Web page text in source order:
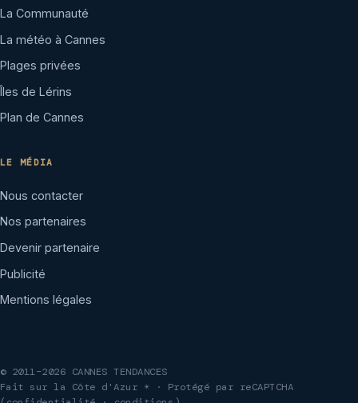
La Communauté
La météo à Cannes
Plages privées
Îles de Lérins
Plan de Cannes
LE MÉDIA
Nous contacter
Nos partenaires
Devenir partenaire
Publicité
Mentions légales
© 2011–2026 CANNES TENDANCES
Fait sur la Côte d'Azur ☀ · Protégé par reCAPTCHA